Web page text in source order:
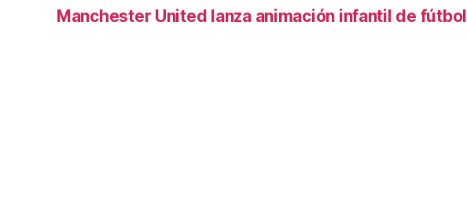
Manchester United lanza animación infantil de fútbol